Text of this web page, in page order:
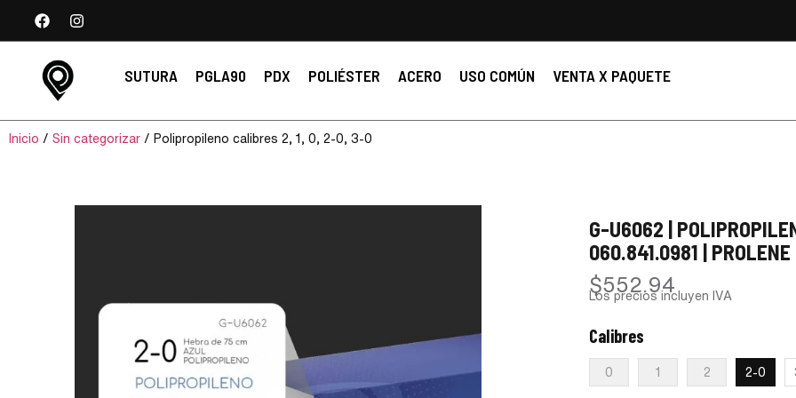
SUTURA PGLA90 PDX POLIÉSTER ACERO USO COMÚN VENTA X PAQUETE
Inicio / Sin categorizar / Polipropileno calibres 2, 1, 0, 2-0, 3-0
G-U6062 |
060.841.0981 |
$552.94
Los precios incluyen IVA
Calibres
0 1 2 2-0